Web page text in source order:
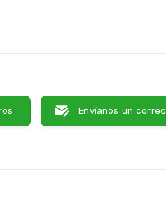
Envíanos un correo